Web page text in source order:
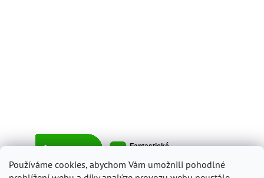
Používáme cookies, abychom Vám umožnili pohodlné